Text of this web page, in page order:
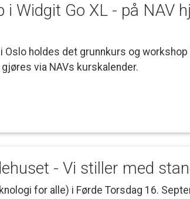
i Widgit Go XL - på NAV
i Oslo holdes det grunnkurs og workshop
gjøres via NAVs kurskalender.
- Vi stiller med
for alle) i Førde Torsdag 16.